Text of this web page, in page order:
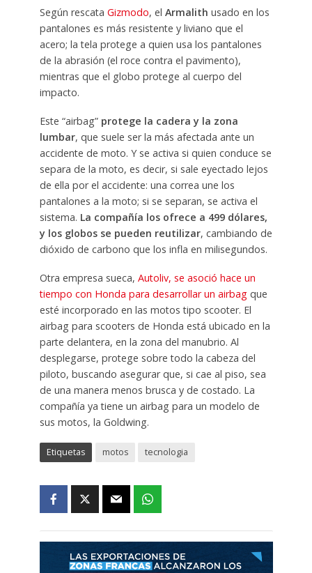
Según rescata Gizmodo, el Armalith usado en los
pantalones es más resistente y liviano que el
acero; la tela protege a quien usa los pantalones
de la abrasión (el roce contra el pavimento),
mientras que el globo protege al cuerpo del
impacto.
Este “airbag” protege la cadera y la zona
lumbar, que suele ser la más afectada ante un
accidente de moto. Y se activa si quien conduce se
separa de la moto, es decir, si sale eyectado lejos
de ella por el accidente: una correa une los
pantalones a la moto; si se separan, se activa el
sistema. La compañía los ofrece a 499 dólares,
y los globos se pueden reutilizar, cambiando de
dióxido de carbono que los infla en milisegundos.
Otra empresa sueca, Autoliv, se asoció hace un
tiempo con Honda para desarrollar un airbagque
esté incorporado en las motos tipo scooter. El
airbag para scooters de Honda está ubicado en la
parte delantera, en la zona del manubrio. Al
desplegarse, protege sobre todo la cabeza del
piloto, buscando asegurar que, si cae al piso, sea
de una manera menos brusca y de costado. La
compañía ya tiene un airbag para un modelo de
sus motos, la Goldwing.
Etiquetas motos tecnologia